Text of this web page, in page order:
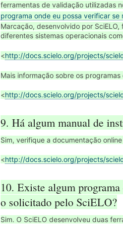
ferramentas de validação utilizadas
programa onde eu possa verificar
Marcação, desenvolvido por
diferentes sistemas operacionais
<http://docs.scielo.org/projects/
Mais informação sobre os
<http://docs.scielo.org/projects/
9. Há algum manual de
Sim, verifique a documentação
<http://docs.scielo.org/projects/
10. Existe algum
o solicitado pelo SciELO?
Sim. O SciELO desenvolveu duas